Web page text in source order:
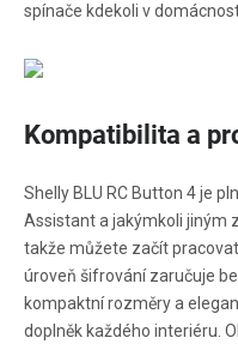
spínače kdekoli v
Kompatibilita a
Shelly BLU RC Button 4 je
Assistant a jakýmkoli jiným
takže můžete začít
úroveň šifrování zaručuje
kompaktní rozměry a
doplněk každého interiéru.